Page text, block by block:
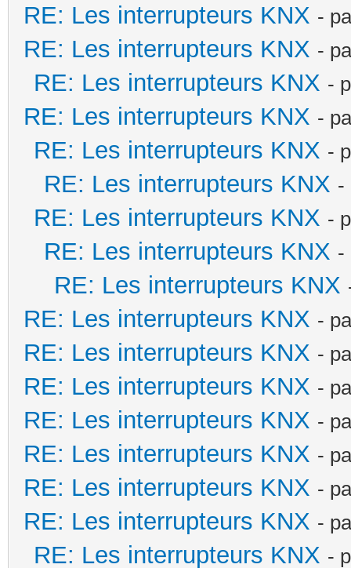
RE: Les interrupteurs KNX -
RE: Les interrupteurs KNX -
RE: Les interrupteurs KNX -
RE: Les interrupteurs KNX -
RE: Les interrupteurs KNX -
RE: Les interrupteurs KNX -
RE: Les interrupteurs KNX -
RE: Les interrupteurs KNX -
RE: Les interrupteurs KNX
RE: Les interrupteurs KNX -
RE: Les interrupteurs KNX -
RE: Les interrupteurs KNX -
RE: Les interrupteurs KNX -
RE: Les interrupteurs KNX -
RE: Les interrupteurs KNX -
RE: Les interrupteurs KNX -
RE: Les interrupteurs KNX -